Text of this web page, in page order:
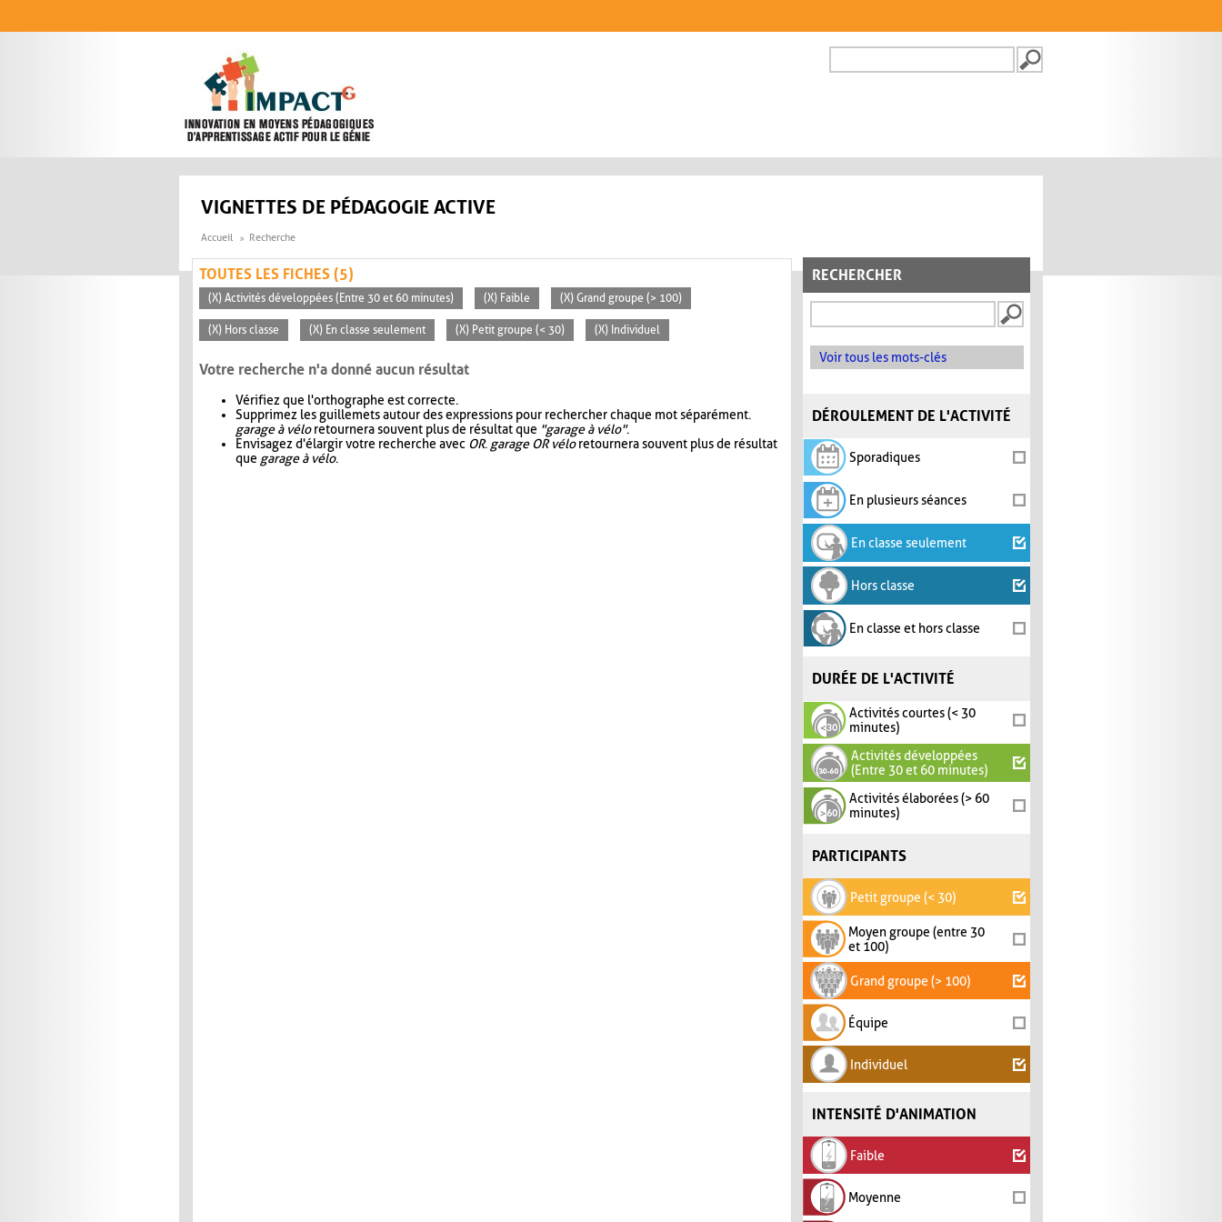
FORMULAIRE DE
VIGNETTES DE PÉDAGOGIE ACTIVE
Accueil Recherche
RECHERCHER
Voir tous les mots-clés
DÉROULEMENT DE L'ACTIVITÉ
Sporadiques
En plusieurs séances
En classe seulement
Hors classe
En classe et hors classe
DURÉE DE L'ACTIVITÉ
Activités courtes (< 30
minutes)
Activités développées
(Entre 30 et 60 minutes)
Activités élaborées (> 60
minutes)
PARTICIPANTS
Petit groupe (< 30)
Moyen groupe (entre 30
et 100)
Grand groupe (> 100)
Équipe
Individuel
INTENSITÉ D'ANIMATION
Faible
Moyenne
TOUTES LES FICHES (5)
(X) Activités développées (Entre 30 et 60 minutes) (X) Faible (X) Grand groupe (> 100)
(X) Hors classe (X) En classe seulement (X) Petit groupe (< 30) (X) Individuel
Votre recherche n'a donné aucun résultat
Vérifiez que l'orthographe est correcte.
Supprimez les guillemets autour des expressions pour rechercher chaque mot séparément.
garage à véloretournera souvent plus de résultat que "garage à vélo".
Envisagez d'élargir votre recherche avec OR. garage OR véloretournera souvent plus de résultat
que garage à vélo.